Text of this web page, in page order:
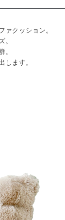
ァクッション。
。
。
します。